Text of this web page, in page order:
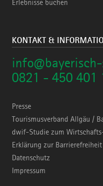
Erlebnisse buchen
KONTAKT &
0821 - 450 401
Presse
Tourismusverband Allgäu /
dwif-Studie zum
Erklärung zur Barrierefreiheit
Datenschutz
Impressum